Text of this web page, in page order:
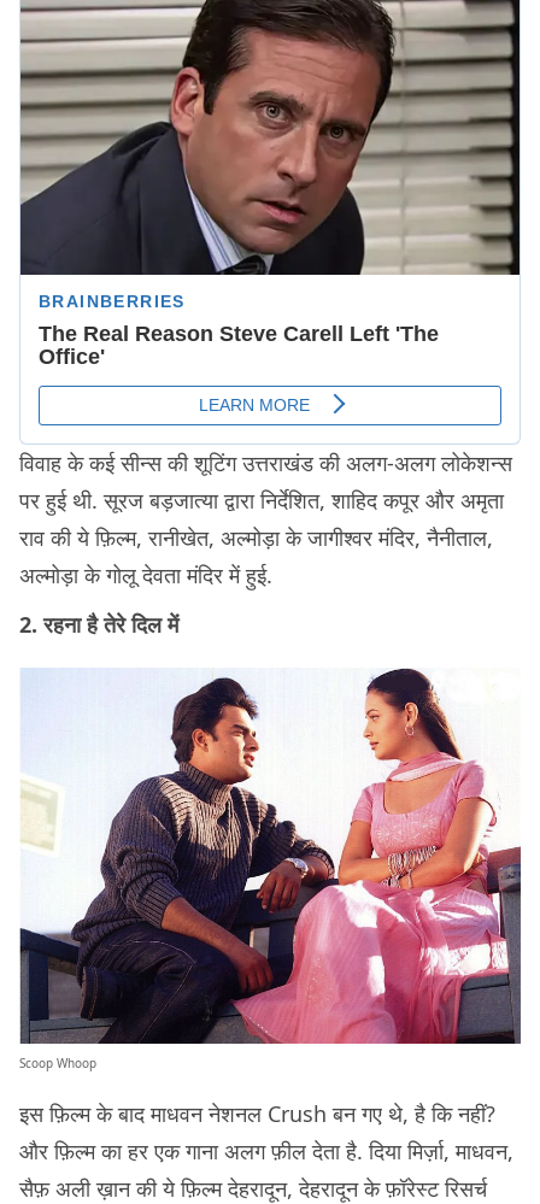
विवाह के कई सीन्स की शूटिंग उत्तराखंड की अलग-अलग लोकेशन्स
पर हुई थी. सूरज बड़जात्या द्वारा निर्देशित, शाहिद कपूर और अमृता
राव की ये फ़िल्म, रानीखेत, अल्मोड़ा के जागीश्वर मंदिर, नैनीताल,
अल्मोड़ा के गोलू देवता मंदिर में हुई.
2. रहना है तेरे दिल में
Scoop Whoop
इस फ़िल्म के बाद माधवन नेशनल Crush बन गए थे, है कि नहीं?
और फ़िल्म का हर एक गाना अलग फ़ील देता है. दिया मिर्ज़ा, माधवन,
सैफ़ अली ख़ान की ये फ़िल्म देहरादून, देहरादून के फ़ॉरेस्ट रिसर्च